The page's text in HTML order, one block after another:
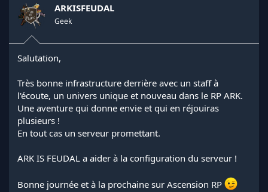
n
s
:
ARKISFEUDAL
Geek
Salutation,
Très bonne infrastructure derrière avec un staff à
l'écoute, un univers unique et nouveau dans le RP ARK.
Une aventure qui donne envie et qui en réjouiras
plusieurs !
En tout cas un serveur promettant.
ARK IS FEUDAL a aider à la configuration du serveur !
Bonne journée et à la prochaine sur Ascension RP